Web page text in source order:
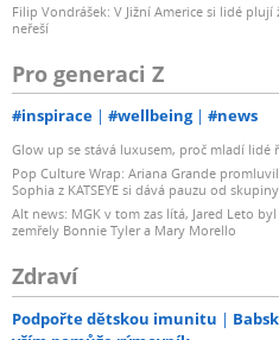
Filip Vondrášek: V Jižní Americe si lidé
neřeší
Pro generaci Z
#inspirace #wellbeing #news
Glow up se stává luxusem, proč mladí lidé
Pop Culture Wrap: Ariana Grande
Sophia z KATSEYE si dává pauzu od skupiny
Alt news: MGK v tom zas lítá, Jared Leto
zemřely Bonnie Tyler a Mary Morello
Zdraví
Podpořte dětskou imunitu